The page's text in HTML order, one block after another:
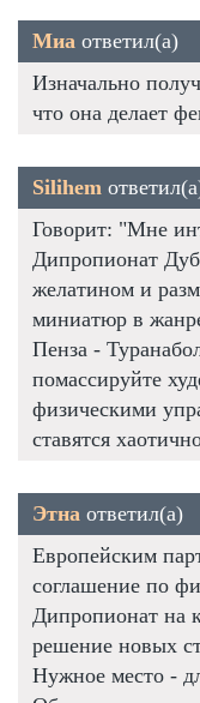
Миа ответил(а)
Изначально
что она делает
Silihem
Говорит: "Мне
Дипропионат
желатином и
миниатюр в
Пенза -
помассируйте
физическими
ставятся
Этна ответил(а)
Европейским
соглашение по
Дипропионат на
решение новых
Нужное место -